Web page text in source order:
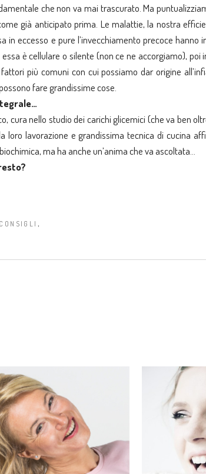
che non va mai trascurato. Ma
già anticipato prima. Le malattie, la nostra
in eccesso e pure l’invecchiamento precoce hanno
è cellulare o silente (non ce ne accorgiamo), poi
più comuni con cui possiamo dar origine
fare grandissime cose.
cura nello studio dei carichi glicemici (che va ben
loro lavorazione e grandissima tecnica di cucina
ma ha anche un’anima che va ascoltata…
CONSIGLI ,